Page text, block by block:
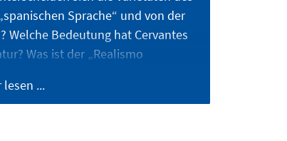
Sprache“ und von der
Welche Bedeutung hat Cervantes
Was ist der „Realismo
lesen ...